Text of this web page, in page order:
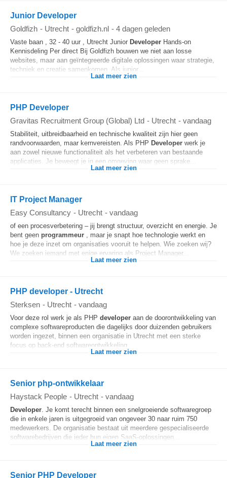
Junior Developer
Goldfizh - Utrecht - goldfizh.nl - 4 dagen geleden
Vaste baan , 32 - 40 uur , Utrecht Junior Developer Hands-on
Kennisdeling Per direct Bij Goldfizh bouwen we niet aan losse
websites, maar aan geïntegreerde digitale oplossingen waar strategie,
techniek en creatie samenkomen. Als junior...
Laat meer zien
PHP Developer
Gravitas Recruitment Group (Global) Ltd - Utrecht - vandaag
Stabiliteit, uitbreidbaarheid en technische kwaliteit zijn hier geen
randvoorwaarden, maar kernvereisten. Als PHP Developer werk je
aan zowel nieuwe functionaliteit als het verbeteren van bestaande
applicaties. Je beweegt je in een omgeving waar geen sprake...
Laat meer zien
IT Project Manager
Easy Consultancy - Utrecht - vandaag
of een procesverbetering – jij brengt structuur, overzicht en energie. Je
bent geen programmeur , maar je snapt hoe technologie werkt en
hoe je deze inzet om organisaties vooruit te helpen. Wie zoeken wij?
We zoeken iemand met enige ervaring als Project Manager...
Laat meer zien
PHP developer - Utrecht
Sterksen - Utrecht - vandaag
Voor deze rol werk je als PHP developer aan de doorontwikkeling van
complexe softwareproducten die dagelijks door duizenden gebruikers
worden ingezet, binnen een organisatie in Utrecht met een sterke
focus op back-end softwareontwikkeling...
Laat meer zien
Senior php-ontwikkelaar
Haystack People - Utrecht - vandaag
Developer. Je komt terecht binnen een snelgroeiende softwaregroep
die in enkele jaren is uitgegroeid van ongeveer 30 naar ruim 750
medewerkers. De organisatie bestaat uit meerdere gespecialiseerde
softwarebedrijven die ieder hun eigen SaaS-oplossingen...
Laat meer zien
Senior PHP Developer